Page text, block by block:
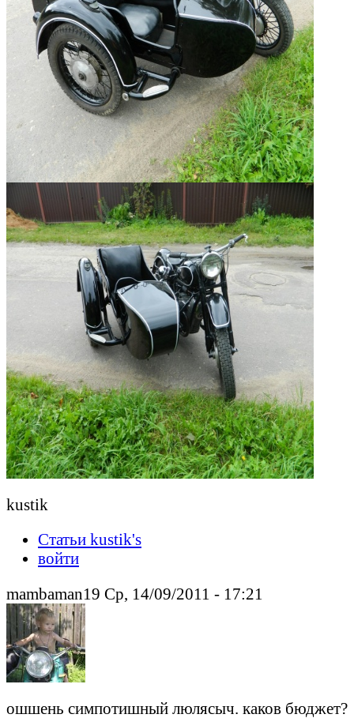
kustik
Статьи kustik's
войти
mambaman19 Ср, 14/09/2011 - 17:21
ошшень симпотишный люлясыч. каков бюджет?